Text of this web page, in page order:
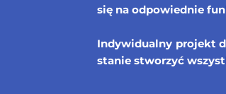
się na odpowiednie
Indywidualny projekt
stanie stworzyć